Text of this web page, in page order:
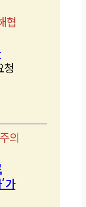
협
청
의
가